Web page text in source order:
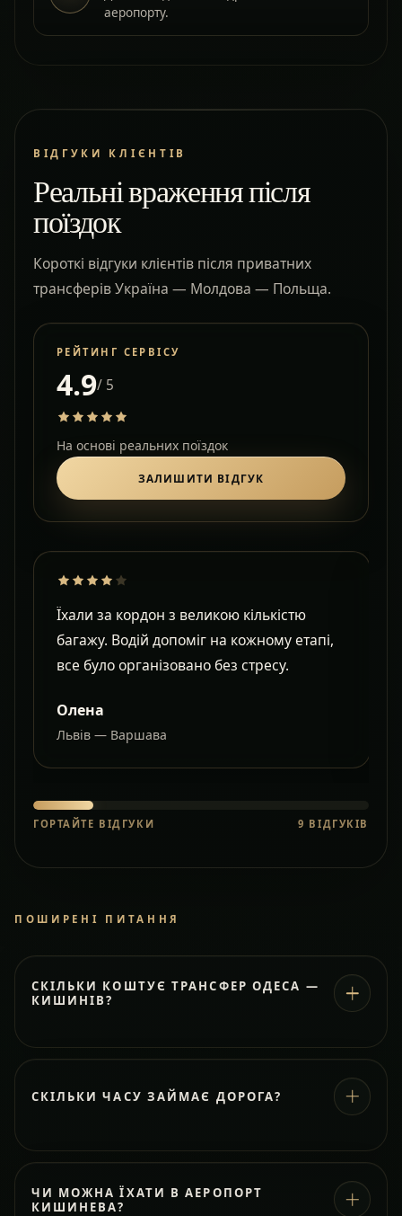
аеропорту.
ВІДГУКИ КЛІЄНТІВ
Реальні враження після
поїздок
Короткі відгуки клієнтів після приватних
трансферів Україна — Молдова — Польща.
РЕЙТИНГ СЕРВІСУ
4.9/ 5
На основі реальних поїздок
ЗАЛИШИТИ ВІДГУК
Їхали за кордон з великою кількістю
багажу. Водій допоміг на кожному етапі,
все було організовано без стресу.
Олена
Львів — Варшава
ГОРТАЙТЕ ВІДГУКИ 9 ВІДГУКІВ
ПОШИРЕНІ ПИТАННЯ
СКІЛЬКИ КОШТУЄ ТРАНСФЕР ОДЕСА —
КИШИНІВ?
СКІЛЬКИ ЧАСУ ЗАЙМАЄ ДОРОГА?
ЧИ МОЖНА ЇХАТИ В АЕРОПОРТ
КИШИНЕВА?